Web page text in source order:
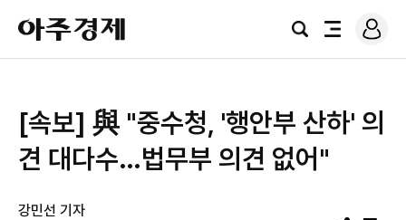
아
주
경
검
전
로
그
[속보] 與 "중수청, '행안부 산하' 의
견 대다수…법무부 의견 없어"
강민선 기자